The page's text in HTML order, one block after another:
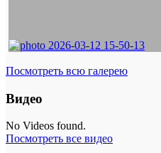
Посмотреть всю галерею
Видео
No Videos found.
Посмотреть все видео